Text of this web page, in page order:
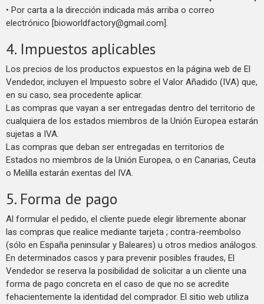
• Por carta a la dirección indicada más arriba o correo
electrónico [bioworldfactory@gmail.com].
4. Impuestos aplicables
Los precios de los productos expuestos en la página web de El
Vendedor, incluyen el Impuesto sobre el Valor Añadido (IVA) que,
en su caso, sea procedente aplicar.
Las compras que vayan a ser entregadas dentro del territorio de
cualquiera de los estados miembros de la Unión Europea estarán
sujetas a IVA.
Las compras que deban ser entregadas en territorios de
Estados no miembros de la Unión Europea, o en Canarias, Ceuta
o Melilla estarán exentas del IVA.
5. Forma de pago
Al formular el pedido, el cliente puede elegir libremente abonar
las compras que realice mediante tarjeta ; contra-reembolso
(sólo en España peninsular y Baleares) u otros medios análogos.
En determinados casos y para prevenir posibles fraudes, El
Vendedor se reserva la posibilidad de solicitar a un cliente una
forma de pago concreta en el caso de que no se acredite
fehacientemente la identidad del comprador. El sitio web utiliza